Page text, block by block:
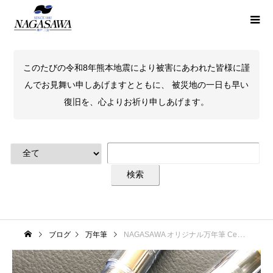
このたびの令和8年熊本地震により被害にあわれた皆様に謹
んでお見舞い申しあげますとともに、 被災地の一日も早い
復旧を、心よりお祈り申しあげます。
ブログ 万年筆 NAGASAWA オリジナル万年筆 Censke / Censke ピンクゴールド